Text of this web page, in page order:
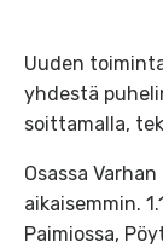
Uuden
yhdestä
soittamalla,
Osassa
aikaisemmin.
Paimiossa,